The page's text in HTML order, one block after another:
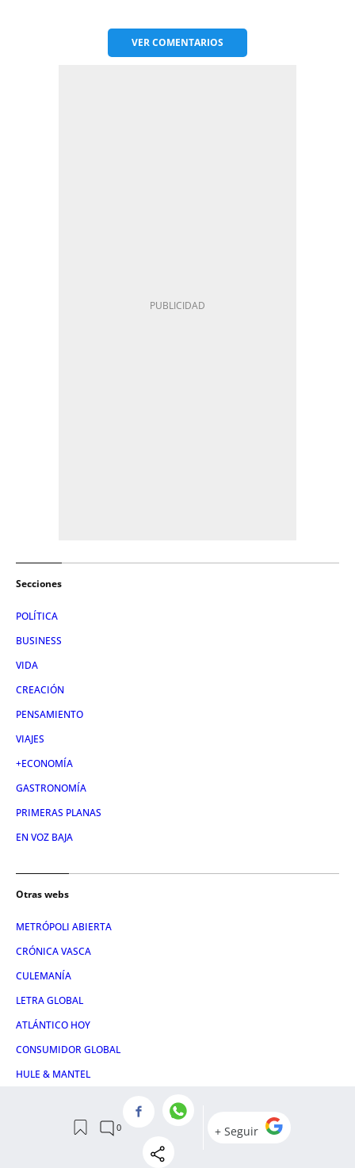
VERCOMENTARIOS
Secciones
POLÍTICA
BUSINESS
VIDA
CREACIÓN
PENSAMIENTO
VIAJES
+ECONOMÍA
GASTRONOMÍA
PRIMERAS PLANAS
EN VOZ BAJA
Otras webs
METRÓPOLI ABIERTA
CRÓNICA VASCA
CULEMANÍA
LETRA GLOBAL
ATLÁNTICO HOY
CONSUMIDOR GLOBAL
HULE & MANTEL